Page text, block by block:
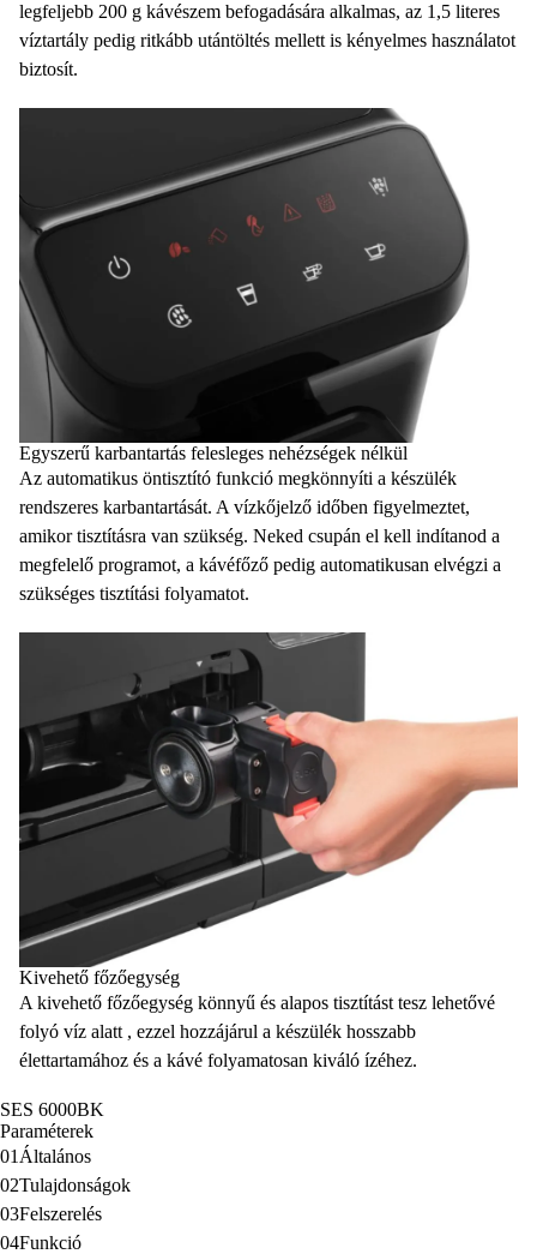
legfeljebb 200 g kávészem befogadására alkalmas, az 1,5 literes
víztartály pedig ritkább utántöltés mellett is kényelmes használatot
biztosít.
Egyszerű karbantartás felesleges nehézségek nélkül
Az automatikus öntisztító funkció megkönnyíti a készülék
rendszeres karbantartását. A vízkőjelző időben figyelmeztet,
amikor tisztításra van szükség. Neked csupán el kell indítanod a
megfelelő programot, a kávéfőző pedig automatikusan elvégzi a
szükséges tisztítási folyamatot.
Kivehető főzőegység
A kivehető főzőegység könnyű és alapos tisztítást tesz lehetővé
folyó víz alatt , ezzel hozzájárul a készülék hosszabb
élettartamához és a kávé folyamatosan kiváló ízéhez.
SES 6000BK
Paraméterek
01 Általános
02Tulajdonságok
03Felszerelés
04Funkció